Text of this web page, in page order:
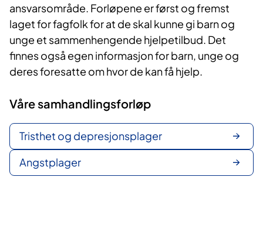
ansvarsområde. Forløpene er først og fremst
laget for fagfolk for at de skal kunne gi barn og
unge et sammenhengende hjelpetilbud. Det
finnes også egen informasjon for barn, unge og
deres foresatte om hvor de kan få hjelp.
Våre samhandlingsforløp
Tristhet og depresjonsplager
Angstplager